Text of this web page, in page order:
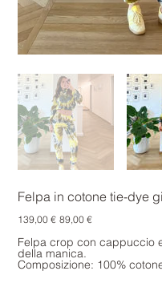
Felpa in cotone tie-dye
Prezzo
originale
139,00 € Prezzo
scontato
89,00 €
Felpa crop con cappuccio
della manica.
Composizione: 100%